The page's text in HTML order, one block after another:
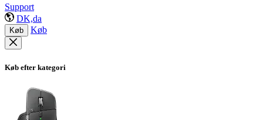
Support
DK,da
Køb Køb
Køb efter kategori